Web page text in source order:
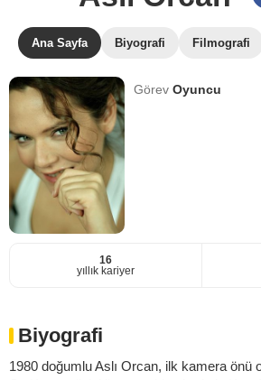
Ana Sayfa Biyografi Filmografi
GörevOyuncu
16
yıllık kariyer
Biyografi
1980 doğumlu Aslı Orcan, ilk kamera önü